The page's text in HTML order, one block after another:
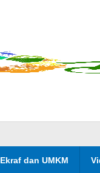
Ekraf dan UMKM